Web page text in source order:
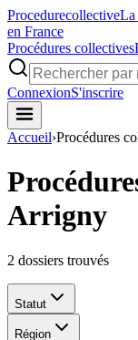
ProcedurecollectiveLa
en France
Procédures collectives
ConnexionS'inscrire
Accueil›Procédures
Arrigny
2 dossiers trouvés
Statut
Région